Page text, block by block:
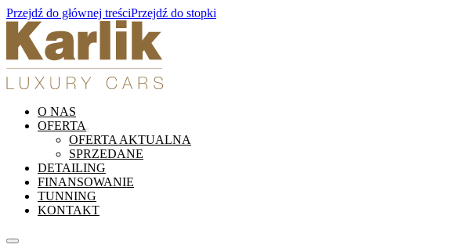
Przejdź do głównej treściPrzejdź do stopki
O NAS
OFERTA
OFERTA AKTUALNA
SPRZEDANE
DETAILING
FINANSOWANIE
TUNNING
KONTAKT